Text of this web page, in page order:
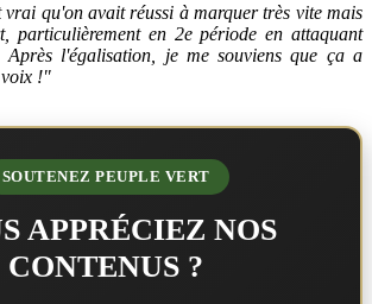
vrai qu'on avait réussi à marquer très vite mais
particulièrement en 2e période en attaquant
l'égalisation, je me souviens que ça a
voix !"
SOUTENEZ PEUPLE VERT
APPRÉCIEZ NOS
CONTENUS ?